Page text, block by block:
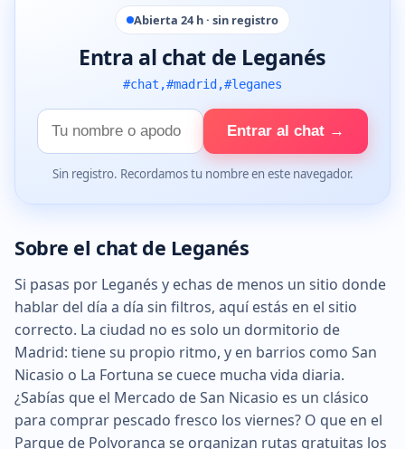
Abierta 24 h · sin registro
Entra al chat de Leganés
#chat,#madrid,#leganes
Tu
nombre
Entrar al chat →
Sin registro. Recordamos tu nombre en este navegador.
Sobre el chat de Leganés
Si pasas por Leganés y echas de menos un sitio donde
hablar del día a día sin filtros, aquí estás en el sitio
correcto. La ciudad no es solo un dormitorio de
Madrid: tiene su propio ritmo, y en barrios como San
Nicasio o La Fortuna se cuece mucha vida diaria.
¿Sabías que el Mercado de San Nicasio es un clásico
para comprar pescado fresco los viernes? O que en el
Parque de Polvoranca se organizan rutas gratuitas los